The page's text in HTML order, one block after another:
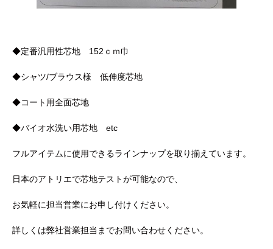
◆定番汎用性芯地 152ｃｍ巾
◆シャツ/ブラウス様 低伸度芯地
◆コート用全面芯地
◆バイオ水洗い用芯地 etc
フルアイテムに使用できるラインナップを取り揃えています。
日本のアトリエで芯地テストが可能なので、
お気軽に担当営業にお申し付けください。
詳しくは弊社営業担当までお問い合わせください。